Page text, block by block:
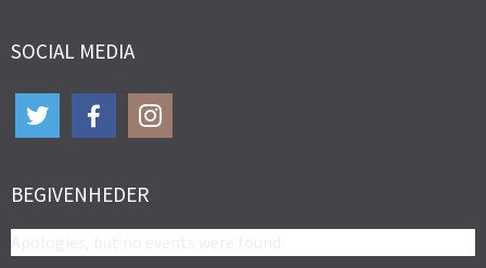
SOCIAL MEDIA
BEGIVENHEDER